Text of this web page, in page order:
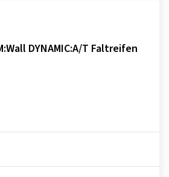
DYNAMIC:A/T Faltreifen